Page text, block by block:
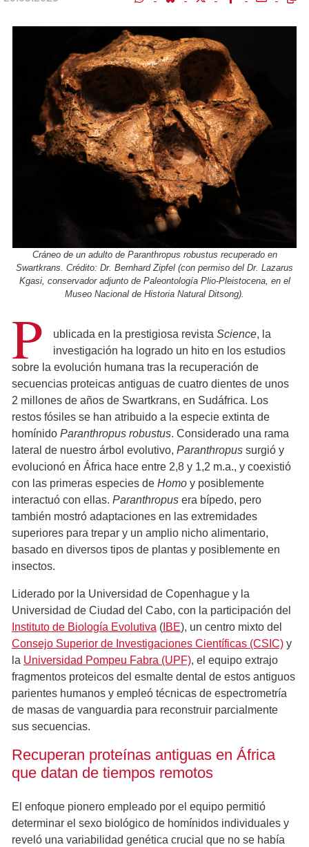
Cráneo de un adulto de Paranthropus robustus recuperado en
Swartkrans. Crédito: Dr. Bernhard Zipfel (con permiso del Dr. Lazarus
Kgasi, conservador adjunto de Paleontología Plio-Pleistocena, en el
Museo Nacional de Historia Natural Ditsong).
P ublicada en la prestigiosa revista Science, la
investigación ha logrado un hito en los estudios
sobre la evolución humana tras la recuperación de
secuencias proteicas antiguas de cuatro dientes de unos
2 millones de años de Swartkrans, en Sudáfrica. Los
restos fósiles se han atribuido a la especie extinta de
homínido Paranthropus robustus. Considerado una rama
lateral de nuestro árbol evolutivo, Paranthropus surgió y
evolucionó en África hace entre 2,8 y 1,2 m.a., y coexistió
con las primeras especies de Homo y posiblemente
interactuó con ellas. Paranthropus era bípedo, pero
también mostró adaptaciones en las extremidades
superiores para trepar y un amplio nicho alimentario,
basado en diversos tipos de plantas y posiblemente en
insectos.
Liderado por la Universidad de Copenhague y la
Universidad de Ciudad del Cabo, con la participación del
Instituto de Biología Evolutiva ( IBE), un centro mixto del
Consejo Superior de Investigaciones Científicas (CSIC) y
la Universidad Pompeu Fabra (UPF), el equipo extrajo
fragmentos proteicos del esmalte dental de estos antiguos
parientes humanos y empleó técnicas de espectrometría
de masas de vanguardia para reconstruir parcialmente
sus secuencias.
Recuperan proteínas antiguas en África
que datan de tiempos remotos
El enfoque pionero empleado por el equipo permitió
determinar el sexo biológico de homínidos individuales y
reveló una variabilidad genética crucial que no se había